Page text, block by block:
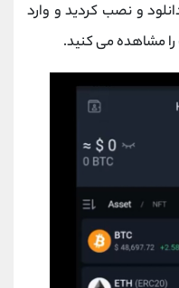
و نصب کردید و وارد
مشاهده می کنید.